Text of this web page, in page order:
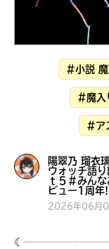
本を飛び
みんなと
#小説 魔
#魔入
#ア
陽翠乃 瑠衣
ウォッチ語
ｔ５＃みん
ビュー1周
2026年06月